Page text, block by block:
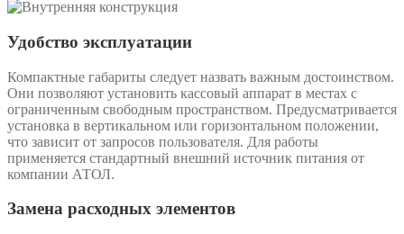
Удобство эксплуатации
Компактные габариты следует назвать важным достоинством.
Они позволяют установить кассовый аппарат в местах с
ограниченным свободным пространством. Предусматривается
установка в вертикальном или горизонтальном положении,
что зависит от запросов пользователя. Для работы
применяется стандартный внешний источник питания от
компании АТОЛ.
Замена расходных элементов